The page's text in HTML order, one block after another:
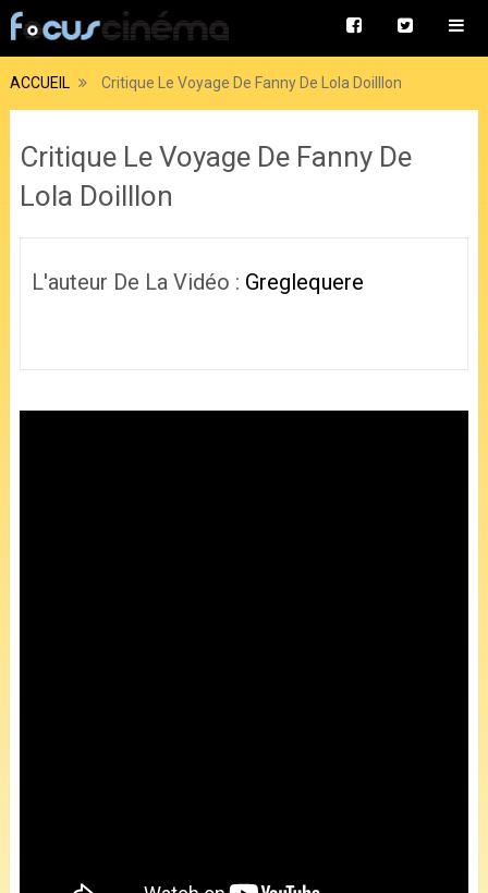
ACCUEIL Critique Le Voyage De Fanny De Lola Doilllon
Critique Le Voyage De Fanny De
Lola Doilllon
L'auteur De La Vidéo : Greglequere